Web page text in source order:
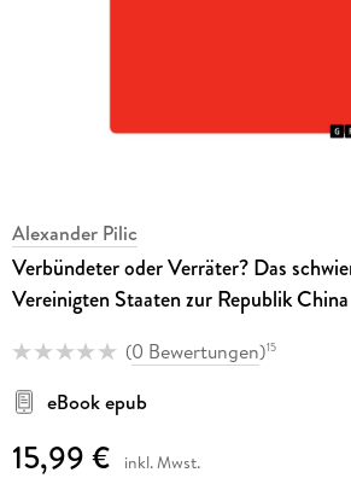
Alexander Pilic
Verbündeter oder Verräter? Das
Vereinigten Staaten zur Republik China
(0 Bewertungen)15
eBook epub
15,99 € inkl. Mwst.